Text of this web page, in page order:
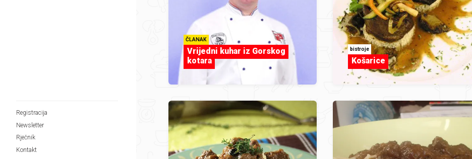
Registracija
Newsletter
Rječnik
Kontakt
ČLANAK
Vrijedni kuhar iz Gorskog
kotara
bistroje
Košarice